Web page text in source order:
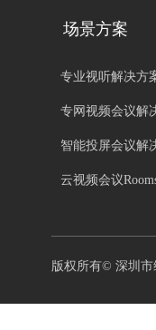
场景方案
专业视听解决方
专网视频会议解
智能投屏会议解
云视频会议
版权所有© 深圳市